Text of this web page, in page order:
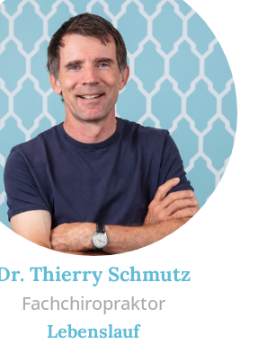
Thierry Schmutz
Fachchiropraktor
Lebenslauf